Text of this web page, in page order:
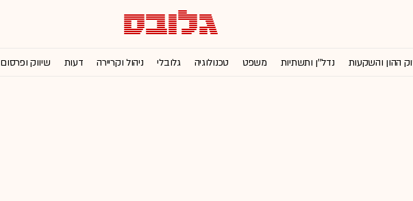
ההון והשקעות נדל''ן ותשתיות משפט טכנולוגיה גלובלי ניהול וקריירה דעות שיווק ופרסום